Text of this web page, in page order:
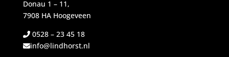
Donau 1 – 11,
7908 HA Hoogeveen
0528 – 23 45 18
info@lindhorst.nl